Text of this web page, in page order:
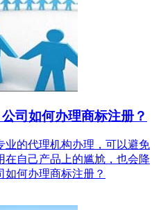
司如何办理商标注册？
业的代理机构办理，可以避免
在自己产品上的尴尬，也会降
何办理商标注册？